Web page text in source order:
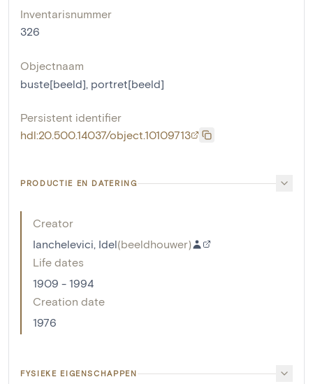
Inventarisnummer
326
Objectnaam
buste[beeld], portret[beeld]
Persistent identifier
hdl:20.500.14037/object.10109713
PRODUCTIE EN DATERING
Creator
Ianchelevici, Idel(beeldhouwer)
Life dates
1909 - 1994
Creation date
1976
FYSIEKE EIGENSCHAPPEN